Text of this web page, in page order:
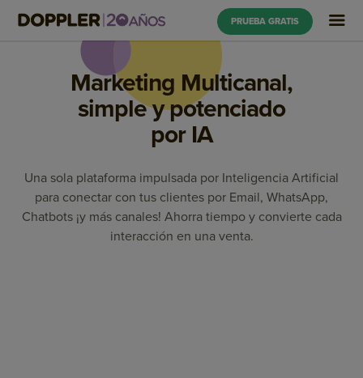
PRUEBA GRATIS
Marketing Multicanal,
simple y potenciado
por IA
Una sola plataforma impulsada por Inteligencia Artificial
para conectar con tus clientes por Email, WhatsApp,
Chatbots ¡y más canales! Ahorra tiempo y convierte cada
interacción en una venta.